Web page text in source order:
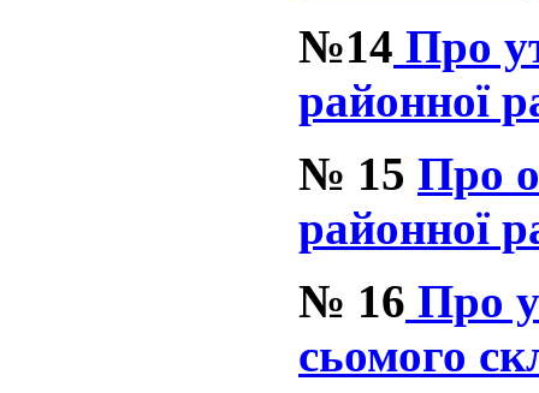
№14 Про
районної
№ 15 Про
районної
№ 16 Про
сьомого